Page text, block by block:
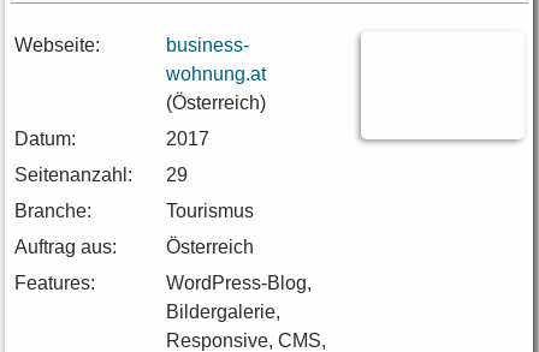
Webseite:
business-
wohnung.at
(Österreich)
Datum:
2017
Seitenanzahl:
29
Branche:
Tourismus
Auftrag aus:
Österreich
Features:
WordPress-Blog,
Bildergalerie,
Responsive, CMS,